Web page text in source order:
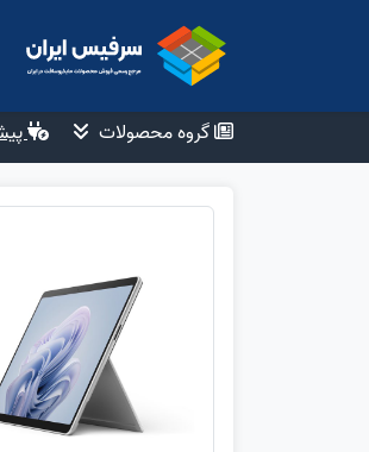
گروه محصولات